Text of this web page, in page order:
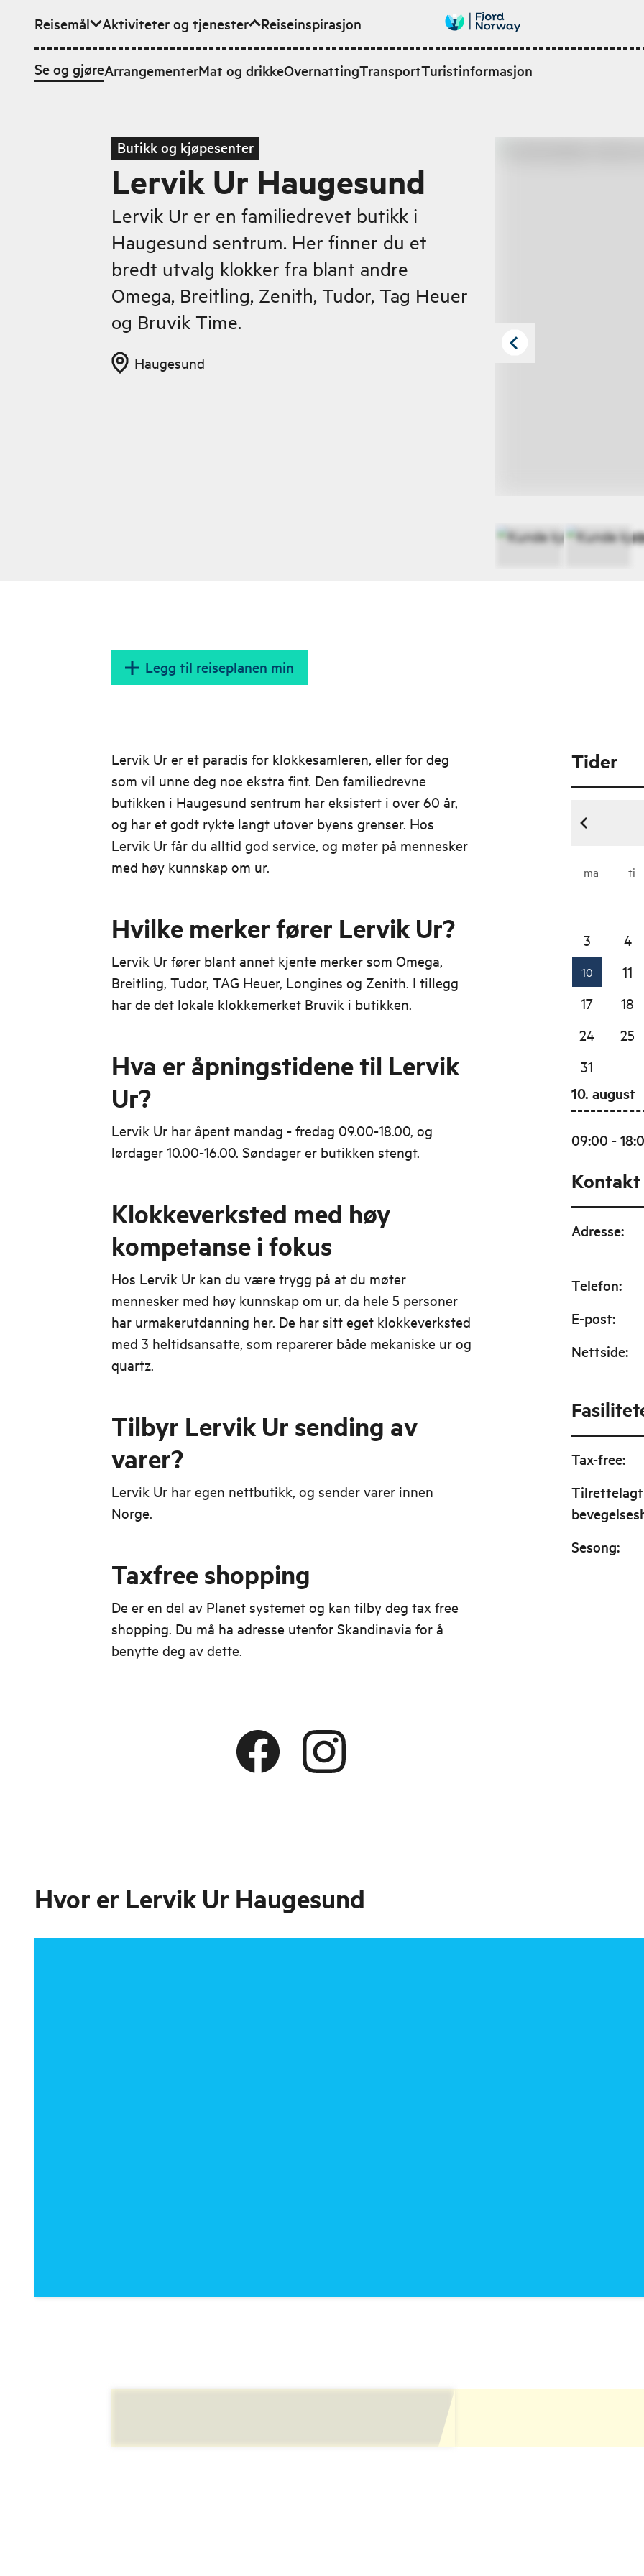
Hopp til hovedinnhold
Reisemål Aktiviteter og tjenester
Se og gjøreArrangementerMat og drikkeOvernattingTransportTuristinformasjon
Reiseinspirasjon
Butikk og kjøpesenter
Lervik Ur Haugesund
Lervik Ur er en familiedrevet butikk i
Haugesund sentrum. Her finner du et
bredt utvalg klokker fra blant andre
Omega, Breitling, Zenith, Tudor, Tag Heuer
og Bruvik Time.
Haugesund
Legg til reiseplanen min
Lervik Ur er et paradis for klokkesamleren, eller for deg
som vil unne deg noe ekstra fint. Den familiedrevne
butikken i Haugesund sentrum har eksistert i over 60 år,
og har et godt rykte langt utover byens grenser. Hos
Lervik Ur får du alltid god service, og møter på mennesker
med høy kunnskap om ur.
Hvilke merker fører Lervik Ur?
Lervik Ur fører blant annet kjente merker som Omega,
Breitling, Tudor, TAG Heuer, Longines og Zenith. I tillegg
har de det lokale klokkemerket Bruvik i butikken.
Hva er åpningstidene til Lervik
Ur?
Lervik Ur har åpent mandag - fredag 09.00-18.00, og
lørdager 10.00-16.00. Søndager er butikken stengt.
Klokkeverksted med høy
kompetanse i fokus
Hos Lervik Ur kan du være trygg på at du møter
mennesker med høy kunnskap om ur, da hele 5 personer
har urmakerutdanning her. De har sitt eget klokkeverksted
med 3 heltidsansatte, som reparerer både mekaniske ur og
quartz.
Tilbyr Lervik Ur sending av
varer?
Lervik Ur har egen nettbutikk, og sender varer innen
Norge.
Taxfree shopping
De er en del av Planet systemet og kan tilby deg tax free
shopping. Du må ha adresse utenfor Skandinavia for å
benytte deg av dette.
Tider
ma ti
3
4
10 11
17
18
24
25
31
10. august
09:00 -
Kontakt
Adresse:
Telefon:
E-post:
Nettside:
Tax-free:
Sesong:
Hvor er Lervik Ur Haugesund